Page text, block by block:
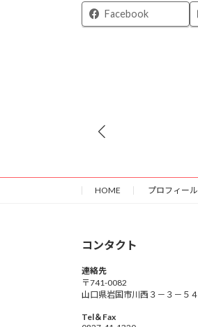
Facebook
HOME プロフィール
コンタクト
連絡先
〒741-0082
山口県岩国市川西３－３－５４
Tel＆Fax